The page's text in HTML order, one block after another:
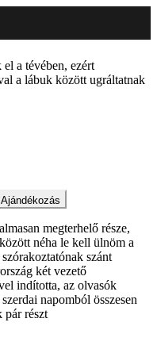
a tévében, ezért
a lábuk között ugráltatnak
Ajándékozás
megterhelő része,
néha le kell ülnöm a
szánt
két vezető
indította, az olvasók
napomból összesen
pár részt